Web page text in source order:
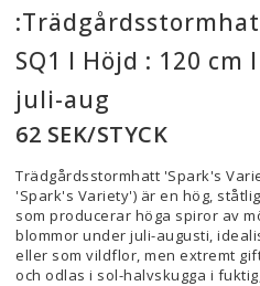
SQ1 I Höjd : 120
juli-aug
62 SEK/STYCK
Trädgårdsstormhatt 'Spark's
'Spark's Variety') är en hög,
som producerar höga spiror av
blommor under juli-augusti,
eller som vildflor, men extremt
och odlas i sol-halvskugga i